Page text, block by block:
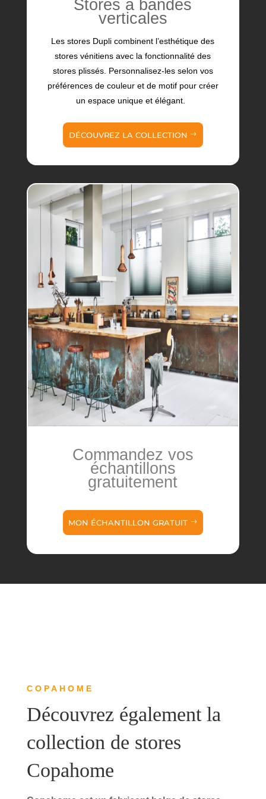
Stores à bandes
verticales
Les stores Dupli combinent l’esthétique des
stores vénitiens avec la fonctionnalité des
stores plissés. Personnalisez-les selon vos
préférences de couleur et de motif pour créer
un espace unique et élégant.
DÉCOUVREZ LA COLLECTION
Commandez vos
échantillons
gratuitement
MON ÉCHANTILLON GRATUIT
COPAHOME
Découvrez également la
collection de stores
Copahome